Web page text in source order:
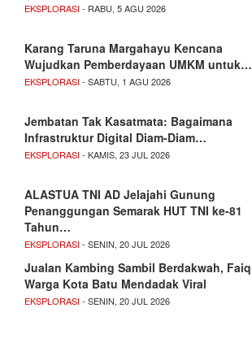
EKSPLORASI- RABU, 5 AGU 2026
Karang Taruna Margahayu Kencana
Wujudkan Pemberdayaan UMKM untuk…
EKSPLORASI- SABTU, 1 AGU 2026
Jembatan Tak Kasatmata: Bagaimana
Infrastruktur Digital Diam-Diam…
EKSPLORASI- KAMIS, 23 JUL 2026
ALASTUA TNI AD Jelajahi Gunung
Penanggungan Semarak HUT TNI ke-81
Tahun…
EKSPLORASI- SENIN, 20 JUL 2026
Jualan Kambing Sambil Berdakwah, Faiq
Warga Kota Batu Mendadak Viral
EKSPLORASI- SENIN, 20 JUL 2026